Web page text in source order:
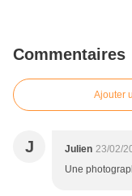
Commentaires
Ajouter
J Julien 23/02/
Une